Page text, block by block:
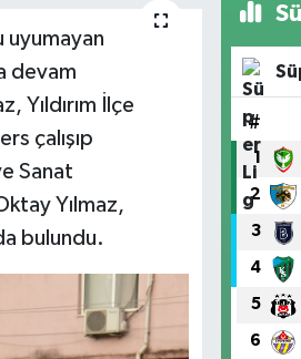
uyumayan
devam
Yıldırım İlçe
çalışıp
Sanat
Yılmaz,
bulundu.
#
1
2
3
4
5
6